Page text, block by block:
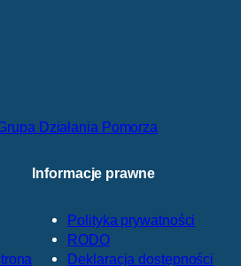
Działania Pomorza
Informacje prawne
Polityka prywatności
RODO
Deklaracja dostępności